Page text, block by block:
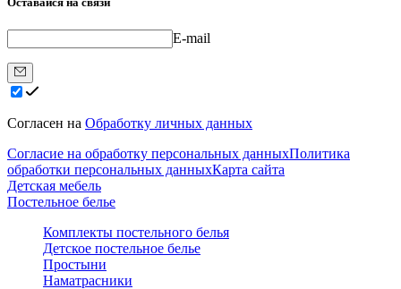
E-mail
Согласен на Обработку личных данных
Согласие на обработку персональных данныхПолитика
обработки персональных данныхКарта сайта
Детская мебель
Постельное белье
Комплекты постельного белья
Детское постельное белье
Простыни
Наматрасники